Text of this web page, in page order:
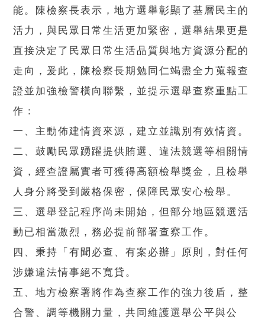
能。陳檢察長表示，地方選舉彰顯了基層民主的
活力，與民眾日常生活更加緊密，選舉結果更是
直接決定了民眾日常生活品質與地方資源分配的
走向，爰此，陳檢察長期勉同仁竭盡全力蒐報查
證並加強檢警橫向聯繫，並提示選舉查察重點工
作：
一、主動佈建情資來源，建立並識別有效情資。
二、鼓勵民眾踴躍提供賄選、違法競選等相關情
資，經查證屬實者可獲得高額檢舉獎金，且檢舉
人身分將受到嚴格保密，保障民眾安心檢舉。
三、選舉登記程序尚未開始，但部分地區競選活
動已相當激烈，務必提前部署查察工作。
四、秉持「有聞必查、有案必辦」原則，對任何
涉嫌違法情事絕不寬貸。
五、地方檢察署將作為查察工作的強力後盾，整
合警、調等機關力量，共同維護選舉公平與公